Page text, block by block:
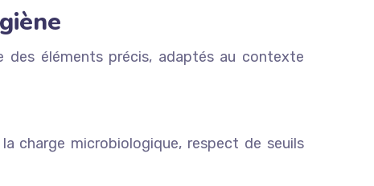
des éléments précis, adaptés au contexte
charge microbiologique, respect de seuils